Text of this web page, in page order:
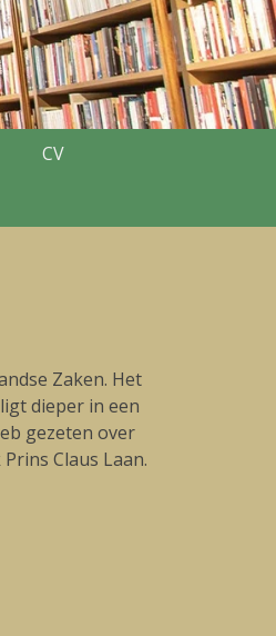
CV
Zaken. Het
dieper in een
gezeten over
Claus Laan.